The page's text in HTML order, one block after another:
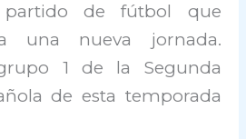
de fútbol que
una nueva jornada.
1 de la Segunda
de esta temporada